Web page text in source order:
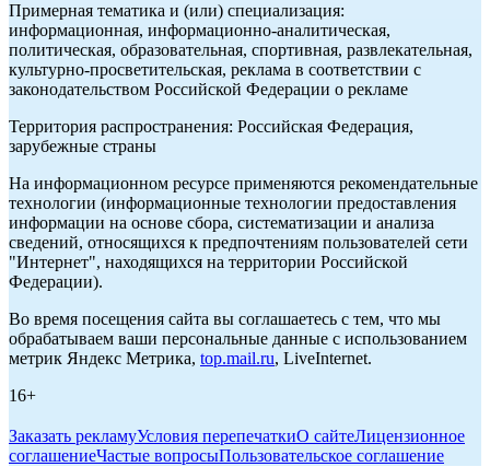
Примерная тематика и (или) специализация:
информационная, информационно-аналитическая,
политическая, образовательная, спортивная, развлекательная,
культурно-просветительская, реклама в соответствии с
законодательством Российской Федерации о рекламе
Территория распространения: Российская Федерация,
зарубежные страны
На информационном ресурсе применяются рекомендательные
технологии (информационные технологии предоставления
информации на основе сбора, систематизации и анализа
сведений, относящихся к предпочтениям пользователей сети
"Интернет", находящихся на территории Российской
Федерации).
Во время посещения сайта вы соглашаетесь с тем, что мы
обрабатываем ваши персональные данные с использованием
метрик Яндекс Метрика, top.mail.ru, LiveInternet.
16+
Заказать рекламуУсловия перепечаткиО сайтеЛицензионное
соглашениеЧастые вопросыПользовательское соглашение